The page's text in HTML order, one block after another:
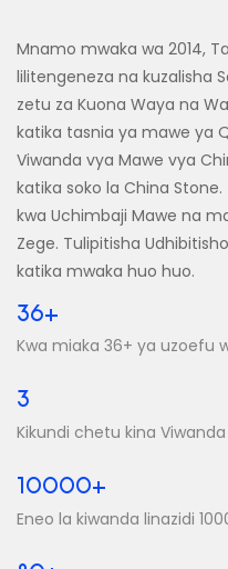
Mnamo mwaka wa 2014,
lilitengeneza na kuzalisha
zetu za Kuona Waya na
katika tasnia ya mawe ya
Viwanda vya Mawe vya
katika soko la China
kwa Uchimbaji Mawe na
Zege. Tulipitisha
katika mwaka huo huo.
36+
Kwa miaka 36+ ya uzoefu
3
Kikundi chetu kina
10000+
Eneo la kiwanda linazidi